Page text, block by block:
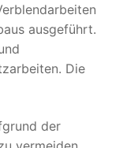
ausgeführt.
Die
der